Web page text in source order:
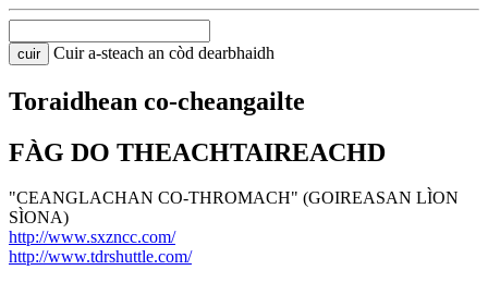
cuir Cuir a-steach an còd dearbhaidh
Toraidhean co-cheangailte
FÀG DO THEACHTAIREACHD
"CEANGLACHAN CO-THROMACH" (GOIREASAN LÌON
SÌONA)
http://www.sxzncc.com/
http://www.tdrshuttle.com/